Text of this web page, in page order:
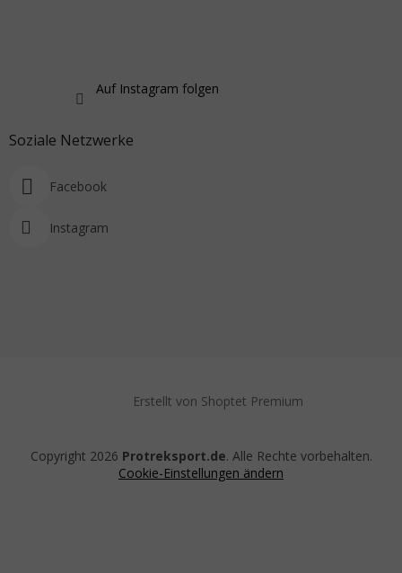
Auf Instagram folgen
Soziale Netzwerke
Facebook
Instagram
Erstellt von Shoptet Premium
Copyright 2026 Protreksport.de. Alle Rechte vorbehalten.
Cookie-Einstellungen ändern